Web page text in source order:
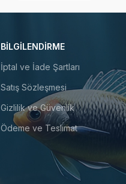
BILGILENDIRME
İptal ve İade Şartları
Satış Sözleşmesi
Gizlilik ve Güvenlik
Ödeme ve Teslimat